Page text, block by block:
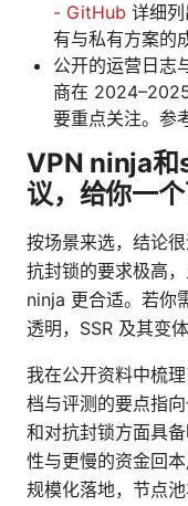
- GitHub 详细
有与私有方案的
公开的运营日志
商在
要重点关注。参
VPN ninja和
议，给你一
按场景来选，结论
抗封锁的要求极高
ninja 更合适。若你
透明，SSR 及其变
我在公开资料中梳
档与评测的要点指
和对抗封锁方面具
性与更慢的资金回
规模化落地，节点